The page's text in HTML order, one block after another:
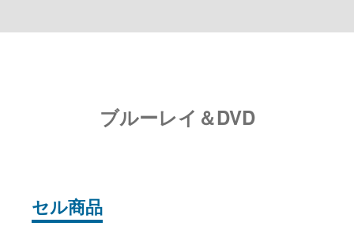
ブルーレイ＆DVD
セル商品